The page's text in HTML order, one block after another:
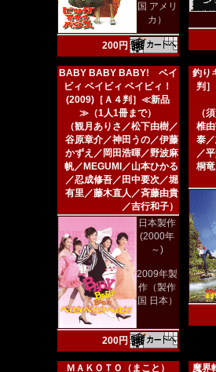
国 アメリ
カ）
200円
BABY BABY BABY! ベイ
ビィ ベイビィ ベイビィ！
(2009)［Ａ４判］≪新品
≫（1人1冊まで）
（観月ありさ／松下由樹／
谷原章介／神田うの／伊藤
かずえ／岡田浩暉／野波麻
帆／MEGUMI／山本ひかる
／忍成修吾／田中要次／堀
有里／藤木直人／斉藤由貴
／吉行和子）
日本製作
(2000年
～)
2009年製
作（製作
国 日本）
200円
釣り
判
（
椎
泰
／
桐
ＭＡＫＯＴＯ（まこと） 魔界